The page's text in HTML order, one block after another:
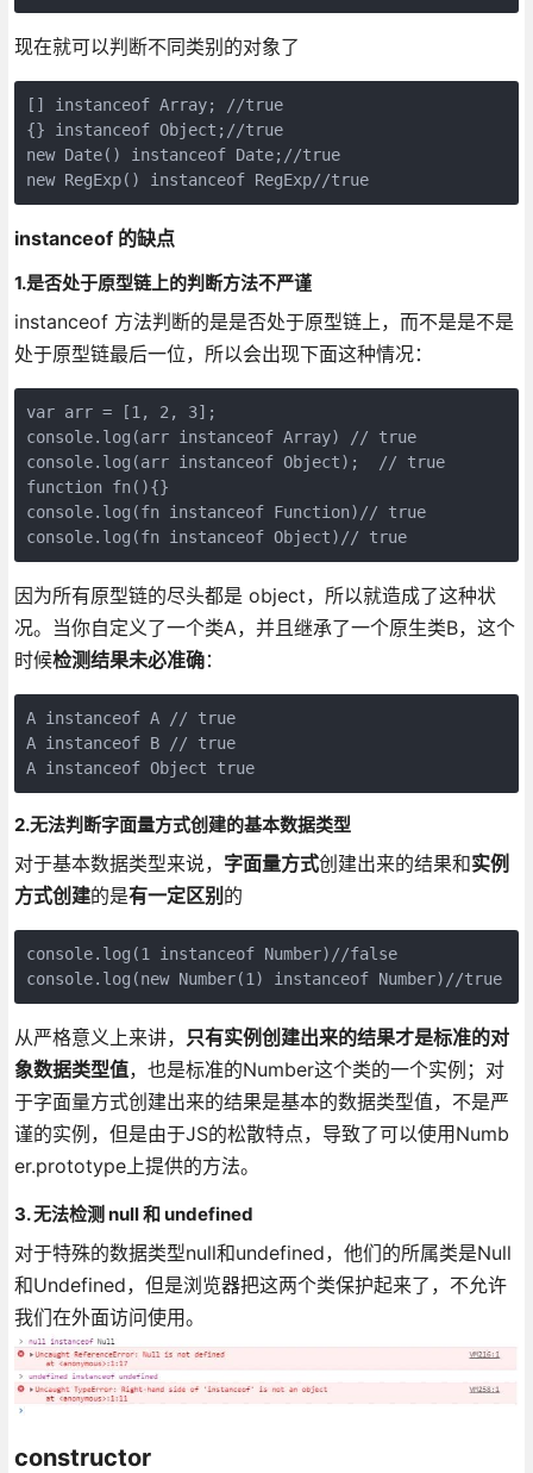
现在就可以判断不同类别的对象了
[] instanceof Array; //true
{} instanceof Object;//true
new Date() instanceof Date;//true
new RegExp() instanceof RegExp//true
instanceof 的缺点
1.是否处于原型链上的判断方法不严谨
instanceof 方法判断的是是否处于原型链上，而不是是不是
处于原型链最后一位，所以会出现下面这种情况：
var arr = [1, 2, 3];
console.log(arr instanceof Array) // true
console.log(arr instanceof Object);  // true
function fn(){}
console.log(fn instanceof Function)// true
console.log(fn instanceof Object)// true
因为所有原型链的尽头都是 object，所以就造成了这种状
况。当你自定义了一个类A，并且继承了一个原生类B，这个
时候检测结果未必准确：
A instanceof A // true
A instanceof B // true
A instanceof Object true
2.无法判断字面量方式创建的基本数据类型
对于基本数据类型来说， 字面量方式创建出来的结果和实例
方式创建的是有一定区别 的
console.log(1 instanceof Number)//false
console.log(new Number(1) instanceof Number)//true
从严格意义上来讲， 只有实例创建出来的结果才是标准的对
象数据类型值，也是标准的Number这个类的一个实例；对
于字面量方式创建出来的结果是基本的数据类型值，不是严
谨的实例，但是由于JS的松散特点，导致了可以使用Numb
er.prototype上提供的方法。
3. 无法检测 null 和 undefined
对于特殊的数据类型null和undefined，他们的所属类是Null
和Undefined，但是浏览器把这两个类保护起来了，不允许
我们在外面访问使用。
constructor